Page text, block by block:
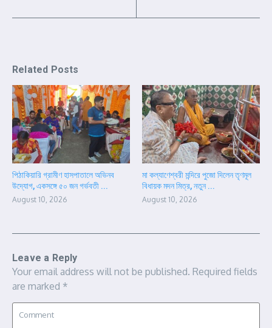
Related Posts
পিঠাকিয়ারি গ্রামীণ হাসপাতালে অভিনব
উদ্যোগ, একসঙ্গে ৫০ জন গর্ভবতী ...
August 10, 2026
মা কল্যাণেশ্বরী মন্দিরে পুজো দিলেন তৃণমূল
বিধায়ক মদন মিত্র, নতুন ...
August 10, 2026
Leave a Reply
Your email address will not be published. Required fields
are marked *